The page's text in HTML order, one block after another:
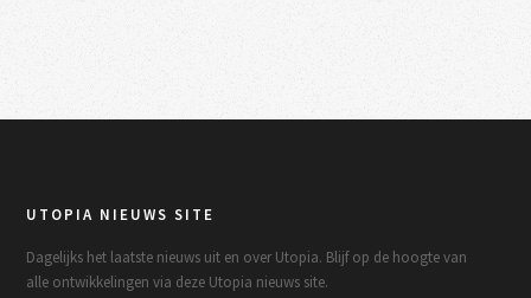
UTOPIA NIEUWS SITE
Dagelijks het laatste nieuws uit en over Utopia. Blijf op de hoogte van
alle ontwikkelingen via deze Utopia nieuws site.